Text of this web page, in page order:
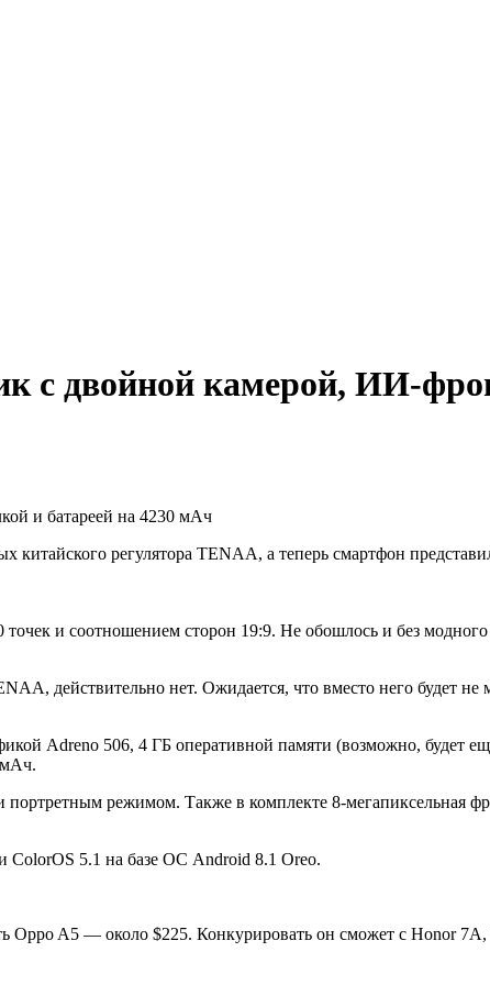
с двойной камерой, ИИ-
китайского регулятора TENAA, а теперь смартфон
и соотношением сторон 19:9. Не обошлось и без модного
действительно нет. Ожидается, что вместо него будет
Adreno 506, 4 ГБ оперативной памяти (возможно, будет
режимом. Также в комплекте 8-мегапиксельная
ColorOS 5.1 на базе ОС Android 8.1 Oreo.
Oppo A5 — около $225. Конкурировать он сможет с Honor